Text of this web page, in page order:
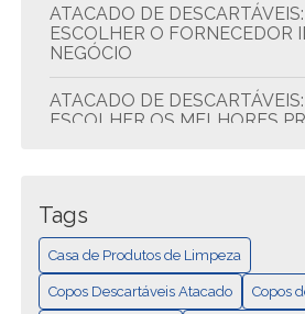
ATACADO DE DESCARTÁVEIS: COMO
ESCOLHER O FORNECEDOR
NEGÓCIO
ATACADO DE DESCARTÁVEIS: COMO
ESCOLHER OS MELHORES
ECONOMIZAR E COMPRAR
ATACADO DE DESCARTÁVEIS: QUALIDADE E
ECONOMIA
Tags
Casa de Produtos de Limpeza
Copos Descartáveis Atacado Copos